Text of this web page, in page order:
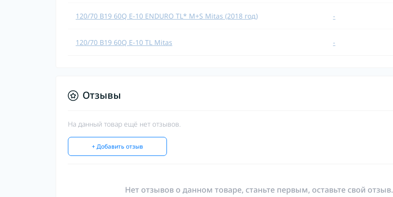
120/70 B19 60Q E-10 ENDURO TL* M+S Mitas (2018 год) -
120/70 B19 60Q E-10 TL Mitas -
Отзывы
На данный товар ещё нет отзывов.
+ Добавить отзыв
Нет отзывов о данном товаре, станьте первым, оставьте свой отзыв.